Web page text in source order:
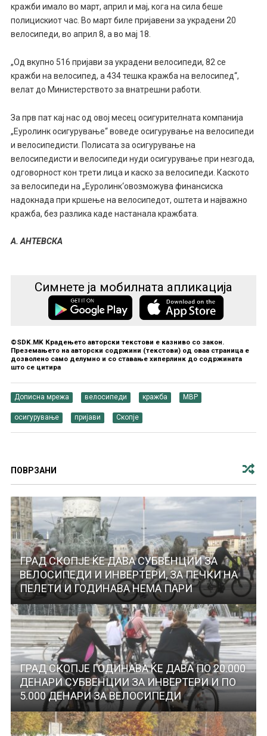
кражби имало во март, април и мај, кога на сила беше
полицискиот час. Во март биле пријавени за украдени 20
велосипеди, во април 8, а во мај 18.
„Од вкупно 516 пријави за украдени велосипеди, 82 се
кражби на велосипед, а 434 тешка кражба на велосипед“,
велат до Министерството за внатрешни работи.
За прв пат кај нас од овој месец осигурителната компанија
„Еуролинк осигурување“ воведе осигурување на велосипеди
и велосипедисти. Полисата за осигурување на
велосипедисти и велосипеди нуди осигурување при незгода,
одговорност кон трети лица и каско за велосипеди. Каското
за велосипеди на „Еуролинк‘овозможува финансиска
надокнада при кршење на велосипедот, оштета и најважно
кражба, без разлика каде настанала кражбата.
А. АНТЕВСКА
Симнете ја мобилната апликација
©SDK.MK Крадењето авторски текстови е казниво со закон.
Преземањето на авторски содржини (текстови) од оваа страница е
дозволено само делумно и со ставање хиперлинк до содржината
што се цитира
Дописна мрежа велосипеди кражба МВР
осигурување пријави Скопје
ПОВРЗАНИ
ГРАД СКОПЈЕ ЌЕ ДАВА СУБВЕНЦИИ ЗА
ВЕЛОСИПЕДИ И ИНВЕРТЕРИ, ЗА ПЕЧКИ НА
ПЕЛЕТИ И ГОДИНАВА НЕМА ПАРИ
ГРАД СКОПЈЕ ГОДИНАВА ЌЕ ДАВА ПО 20.000
ДЕНАРИ СУБВЕНЦИИ ЗА ИНВЕРТЕРИ И ПО
5.000 ДЕНАРИ ЗА ВЕЛОСИПЕДИ